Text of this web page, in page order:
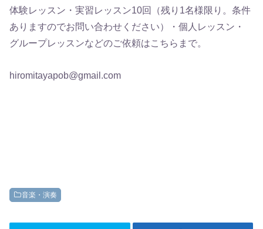
体験レッスン・実習レッスン10回（残り1名様限り。条件
ありますのでお問い合わせください）・個人レッスン・
グループレッスンなどのご依頼はこちらまで。
hiromitayapob@gmail.com
音楽・演奏